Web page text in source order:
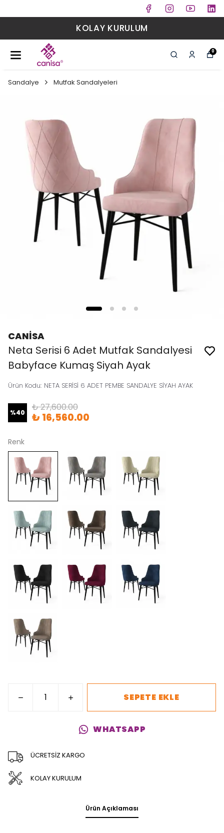
KOLAY KURULUM
0
Sandalye Mutfak Sandalyeleri
CANİSA
Neta Serisi 6 Adet Mutfak Sandalyesi
Babyface Kumaş Siyah Ayak
Ürün Kodu: NETA SERİSİ 6 ADET PEMBE SANDALYE SİYAH AYAK
%40 ₺ 27,600.00
₺ 16,560.00
Renk
SEPETE EKLE
WHATSAPP
ÜCRETSİZ KARGO
KOLAY KURULUM
Ürün Açıklaması